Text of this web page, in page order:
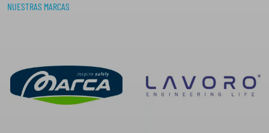
€
NUESTRAS MARCAS